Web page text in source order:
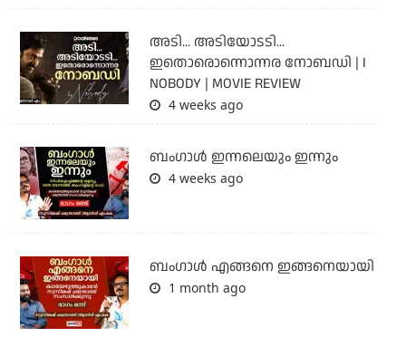
അടി... അടിയോടടി...
ഇതൊരൊന്നൊന്നര നോബഡി | I
NOBODY | MOVIE REVIEW
4 weeks ago
ബംഗാള്‍ ഇന്നലെയും ഇന്നും
4 weeks ago
ബം​ഗാൾ എങ്ങനെ ഇങ്ങനെയായി
1 month ago